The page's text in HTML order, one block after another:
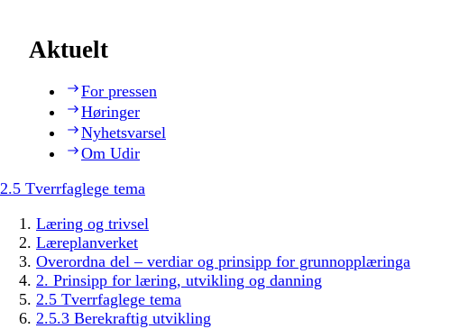
Aktuelt
For pressen
Høringer
Nyhetsvarsel
Om Udir
2.5 Tverrfaglege tema
Læring og trivsel
Læreplanverket
Overordna del – verdiar og prinsipp for grunnopplæringa
2. Prinsipp for læring, utvikling og danning
2.5 Tverrfaglege tema
2.5.3 Berekraftig utvikling